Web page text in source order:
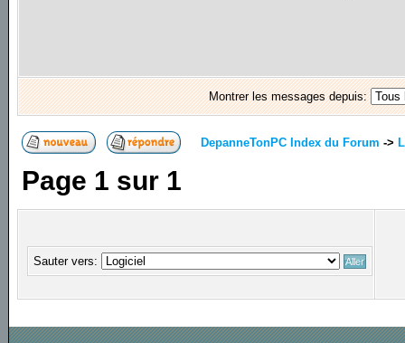
Montrer les messages depuis:
DepanneTonPC Index du Forum ->
Page 1 sur 1
Sauter vers: